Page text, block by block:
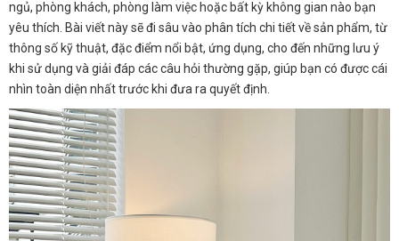
ngủ, phòng khách, phòng làm việc hoặc bất kỳ không gian nào bạn
yêu thích. Bài viết này sẽ đi sâu vào phân tích chi tiết về sản phẩm, từ
thông số kỹ thuật, đặc điểm nổi bật, ứng dụng, cho đến những lưu ý
khi sử dụng và giải đáp các câu hỏi thường gặp, giúp bạn có được cái
nhìn toàn diện nhất trước khi đưa ra quyết định.